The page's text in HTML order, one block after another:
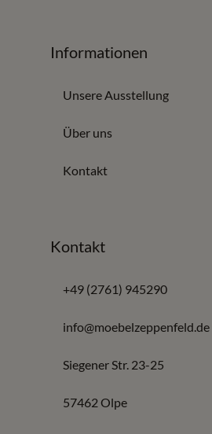
Informationen
Unsere Ausstellung
Über uns
Kontakt
Kontakt
+49 (2761) 945290
info@moebelzeppenfeld.de
Siegener Str. 23-25
57462 Olpe